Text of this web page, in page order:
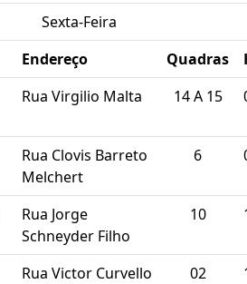
Sexta-Feira
Endereço Quadras
Rua Virgilio Malta 14 A 15
Rua Clovis Barreto
Melchert
6
Rua Jorge
Schneyder Filho
10
Rua Victor Curvello
02